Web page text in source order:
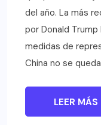
del año. La más
por Donald
medidas de
China no se
LEER MÁS